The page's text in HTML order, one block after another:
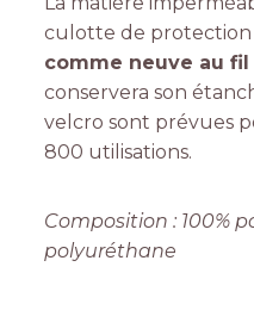
culotte de protection
comme neuve au
conservera son
velcro sont prévues
800 utilisations.
Composition : 100%
polyuréthane